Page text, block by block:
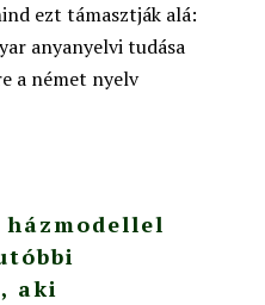
ezt támasztják alá:
anyanyelvi tudása
a német nyelv
házmodellel
aki